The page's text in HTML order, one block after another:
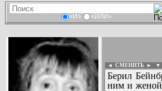
«И» «ИЛИ»
◄ СМЕНИТЬ ► ▼
Берил
ним и женой